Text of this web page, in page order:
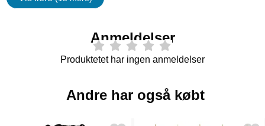
Egenskaper
Anmeldelser
Produktetet har ingen anmeldelser
Andre har også købt